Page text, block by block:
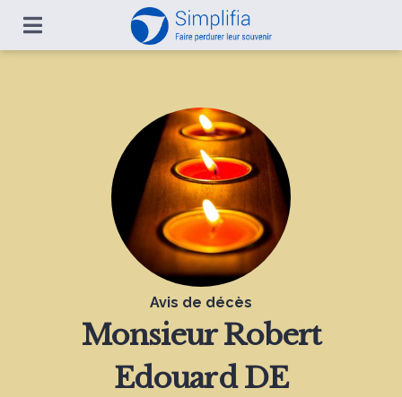
Avis de décès
MonsieurRobert
Edouard DE